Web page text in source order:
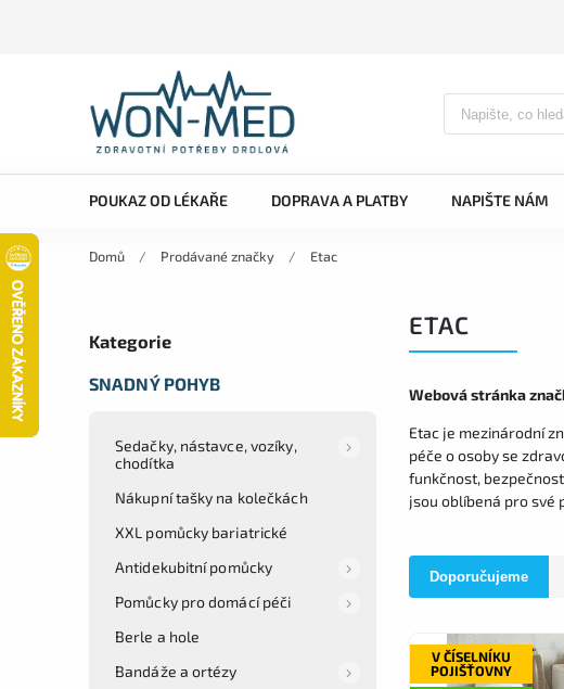
POUKAZ OD LÉKAŘE DOPRAVA A PLATBY NAPIŠTE NÁM
Domů / Prodávané značky / Etac
Kategorie
SNADNÝ POHYB
Sedačky, nástavce, vozíky,
chodítka
Nákupní tašky na kolečkách
XXL pomůcky bariatrické
Antidekubitní pomůcky
Pomůcky pro domácí péči
Berle a hole
Bandáže a ortézy
ETAC
Webová stránka
Etac je mezinárodní
péče o osoby se
funkčnost,
jsou oblíbená pro své
Doporučujeme
V ČÍSELNÍKU
POJIŠŤOVNY